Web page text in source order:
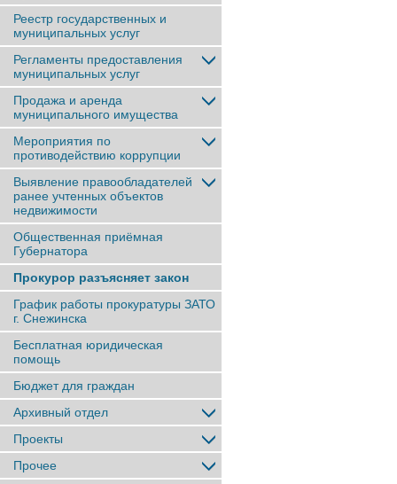
Реестр государственных и
муниципальных услуг
Регламенты предоставления
муниципальных услуг
Продажа и аренда
муниципального имущества
Мероприятия по
противодействию коррупции
Выявление правообладателей
ранее учтенныx объектов
недвижимости
Общественная приёмная
Губернатора
Прокурор разъясняет закон
График работы прокуратуры ЗАТО
г. Снежинска
Бесплатная юридическая
помощь
Бюджет для граждан
Архивный отдел
Проекты
Прочее